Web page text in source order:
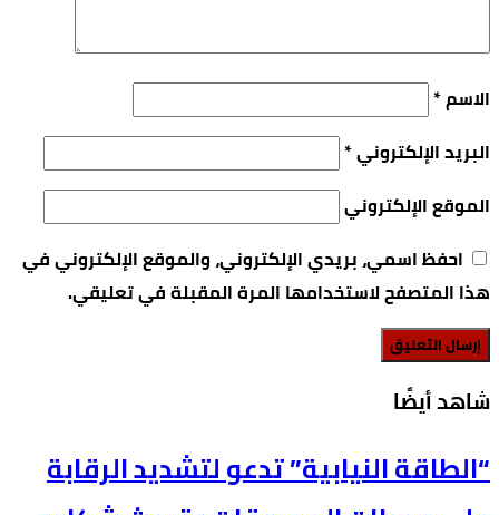
الاسم*
البريد الإلكتروني*
الموقع الإلكتروني
احفظ اسمي، بريدي الإلكتروني، والموقع الإلكتروني في
هذا المتصفح لاستخدامها المرة المقبلة في تعليقي.
‫شاهد أيضًا‬
“الطاقة النيابية” تدعو لتشديد الرقابة